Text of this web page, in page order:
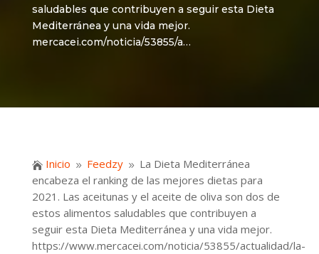
saludables que contribuyen a seguir esta Dieta
Mediterránea y una vida mejor.
mercacei.com/noticia/53855/a…
 Inicio 9 Feedzy 9 La Dieta Mediterránea
encabeza el ranking de las mejores dietas para
2021. Las aceitunas y el aceite de oliva son dos de
estos alimentos saludables que contribuyen a
seguir esta Dieta Mediterránea y una vida mejor.
https://www.mercacei.com/noticia/53855/actualidad/la-